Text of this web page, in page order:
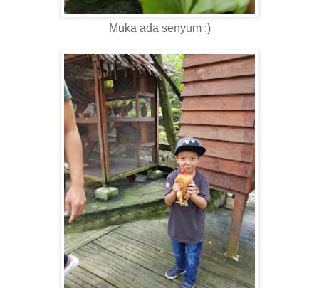
Muka ada senyum :)